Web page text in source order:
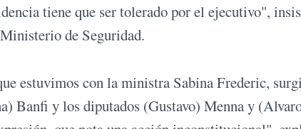
tiene que ser tolerado por el ejecutivo",
de Seguridad.
estuvimos con la ministra Sabina Frederic,
Banfi y los diputados (Gustavo) Menna y